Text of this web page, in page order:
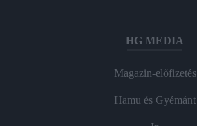
HG MEDIA
Magazin-előfizetés
Hamu és Gyémánt